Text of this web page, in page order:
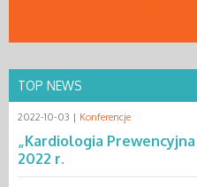
TOP NEWS
2022-10-03 | Konferencje
„Kardiologia Prewencyjna
2022 r.